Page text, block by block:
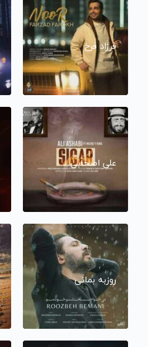
فرزاد فرخ
علی اصحابی
روزبه بمانی